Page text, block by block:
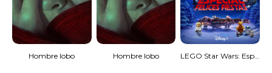
Hombre lobo Hombre lobo